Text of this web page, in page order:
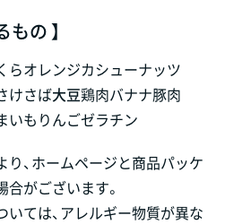
の 】
らオレンジカシューナッツ
けさば大豆鶏肉バナナ豚肉
いも りんごゼラチン
、ホームページと商品パッケ
がございます。
ては、アレルギー物質が異な